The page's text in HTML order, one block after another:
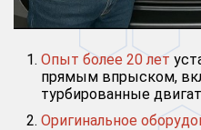
Опыт более 20 лет
прямым впрыском,
турбированные
Оригинальное